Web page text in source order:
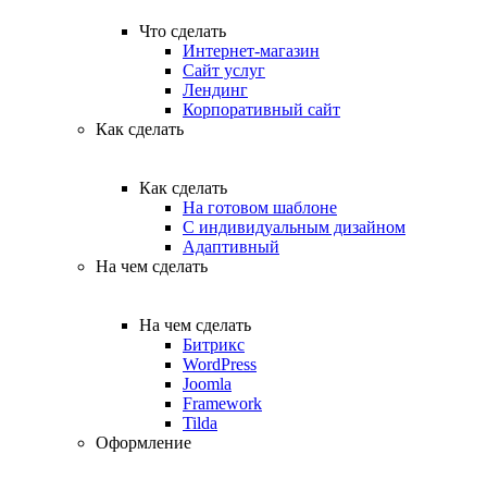
Что сделать
Интернет-магазин
Сайт услуг
Лендинг
Корпоративный сайт
Как сделать
Как сделать
На готовом шаблоне
С индивидуальным дизайном
Адаптивный
На чем сделать
На чем сделать
Битрикс
WordPress
Joomla
Framework
Tilda
Оформление